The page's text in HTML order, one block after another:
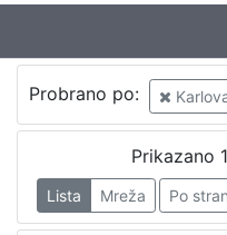
Probrano po:
Prikazano
Lista Mreža Po